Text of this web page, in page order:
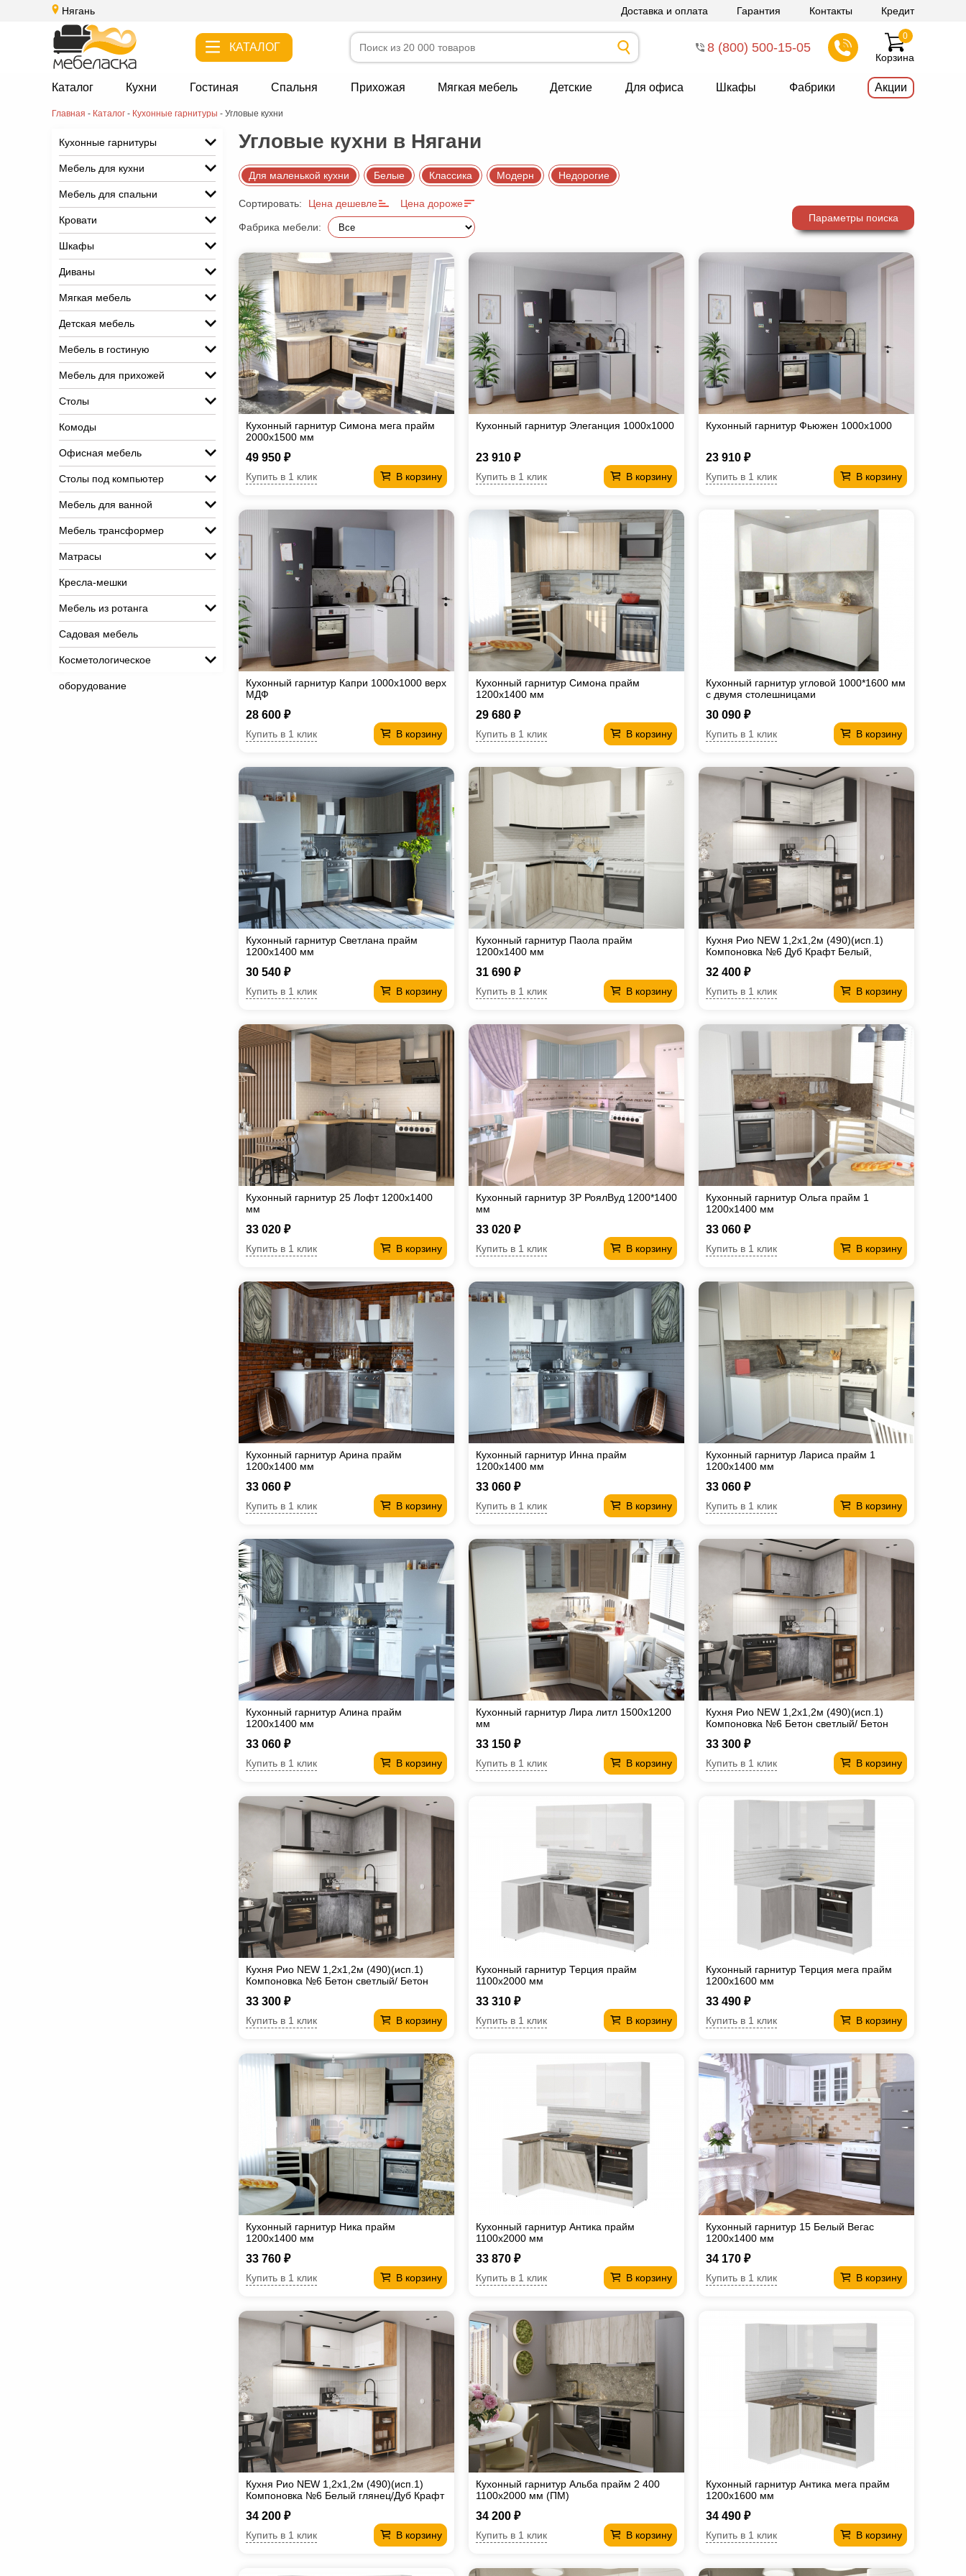
Нягань Доставка и оплата Гарантия Контакты Кредит
КАТАЛОГ 8 (800) 500-15-05
Корзина
0
Каталог Кухни Гостиная Спальня Прихожая Мягкая мебель Детские Для офиса Шкафы Фабрики Акции
Главная - Каталог - Кухонные гарнитуры - Угловые кухни
Кухонные гарнитуры
Мебель для кухни
Мебель для спальни
Кровати
Шкафы
Диваны
Мягкая мебель
Детская мебель
Мебель в гостиную
Мебель для прихожей
Столы
Комоды
Офисная мебель
Столы под компьютер
Мебель для ванной
Мебель трансформер
Матрасы
Кресла-мешки
Мебель из ротанга
Садовая мебель
Косметологическое
оборудование
Угловые кухни в Нягани
Для маленькой кухни Белые Классика Модерн Недорогие
Сортировать: Цена дешевле Цена дороже
Фабрика мебели:
Параметры поиска
Кухонный гарнитур Симона мега прайм
2000х1500 мм
49 950 ₽
В корзину
Купить в 1 клик
Кухонный гарнитур Элеганция 1000х1000
23 910 ₽
В корзину
Купить в 1 клик
Кухонный гарнитур Фьюжен 1000х1000
23 910 ₽
В корзину
Купить в 1 клик
Кухонный гарнитур Капри 1000х1000 верх
МДФ
28 600 ₽
В корзину
Купить в 1 клик
Кухонный гарнитур Симона прайм
1200х1400 мм
29 680 ₽
В корзину
Купить в 1 клик
Кухонный гарнитур угловой 1000*1600 мм
с двумя столешницами
30 090 ₽
В корзину
Купить в 1 клик
Кухонный гарнитур Светлана прайм
1200х1400 мм
30 540 ₽
В корзину
Купить в 1 клик
Кухонный гарнитур Паола прайм
1200х1400 мм
31 690 ₽
В корзину
Купить в 1 клик
Кухня Рио NEW 1,2х1,2м (490)(исп.1)
Компоновка №6 Дуб Крафт Белый,
32 400 ₽
В корзину
Купить в 1 клик
Кухонный гарнитур 25 Лофт 1200х1400
мм
33 020 ₽
В корзину
Купить в 1 клик
Кухонный гарнитур 3Р РоялВуд 1200*1400
мм
33 020 ₽
В корзину
Купить в 1 клик
Кухонный гарнитур Ольга прайм 1
1200х1400 мм
33 060 ₽
В корзину
Купить в 1 клик
Кухонный гарнитур Арина прайм
1200х1400 мм
33 060 ₽
В корзину
Купить в 1 клик
Кухонный гарнитур Инна прайм
1200х1400 мм
33 060 ₽
В корзину
Купить в 1 клик
Кухонный гарнитур Лариса прайм 1
1200х1400 мм
33 060 ₽
В корзину
Купить в 1 клик
Кухонный гарнитур Алина прайм
1200х1400 мм
33 060 ₽
В корзину
Купить в 1 клик
Кухонный гарнитур Лира литл 1500х1200
мм
33 150 ₽
В корзину
Купить в 1 клик
Кухня Рио NEW 1,2х1,2м (490)(исп.1)
Компоновка №6 Бетон светлый/ Бетон
33 300 ₽
В корзину
Купить в 1 клик
Кухня Рио NEW 1,2х1,2м (490)(исп.1)
Компоновка №6 Бетон светлый/ Бетон
33 300 ₽
В корзину
Купить в 1 клик
Кухонный гарнитур Терция прайм
1100х2000 мм
33 310 ₽
В корзину
Купить в 1 клик
Кухонный гарнитур Терция мега прайм
1200х1600 мм
33 490 ₽
В корзину
Купить в 1 клик
Кухонный гарнитур Ника прайм
1200х1400 мм
33 760 ₽
В корзину
Купить в 1 клик
Кухонный гарнитур Антика прайм
1100х2000 мм
33 870 ₽
В корзину
Купить в 1 клик
Кухонный гарнитур 15 Белый Вегас
1200х1400 мм
34 170 ₽
В корзину
Купить в 1 клик
Кухня Рио NEW 1,2х1,2м (490)(исп.1)
Компоновка №6 Белый глянец/Дуб Крафт
34 200 ₽
В корзину
Купить в 1 клик
Кухонный гарнитур Альба прайм 2 400
1100х2000 мм (ПМ)
34 200 ₽
В корзину
Купить в 1 клик
Кухонный гарнитур Антика мега прайм
1200х1600 мм
34 490 ₽
В корзину
Купить в 1 клик